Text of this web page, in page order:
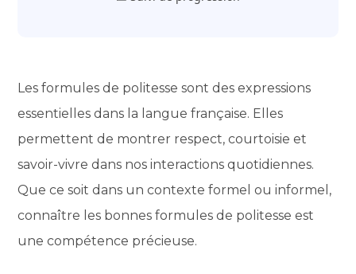
Les formules de politesse sont des expressions
essentielles dans la langue française. Elles
permettent de montrer respect, courtoisie et
savoir-vivre dans nos interactions quotidiennes.
Que ce soit dans un contexte formel ou informel,
connaître les bonnes formules de politesse est
une compétence précieuse.